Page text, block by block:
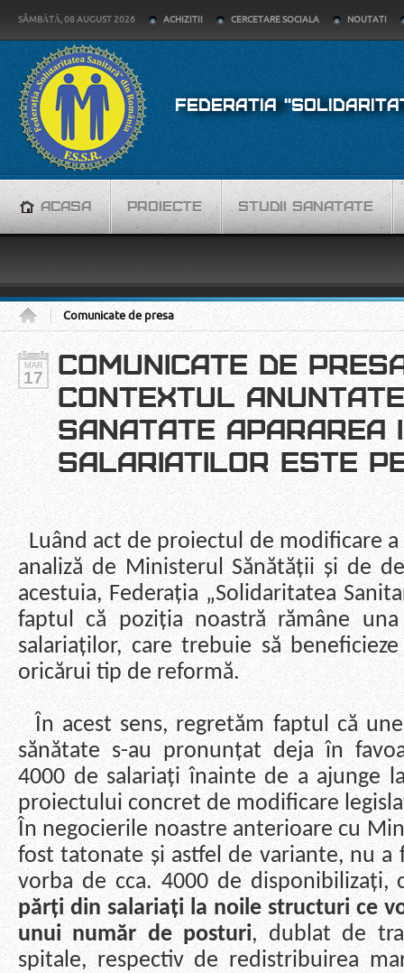
SÂMBĂTĂ, 08 AUGUST 2026 ACHIZITII CERCETARE SOCIALA NOUTATI
FEDERATIA
ACASA PROIECTE STUDII SANATATE
Comunicate de presa
MAR
17
COMUNICATE DE
CONTEXTUL
SANATATE APARAREA
SALARIATILOR ESTE
Luând act de proiectul de modificare
analiză de Ministerul Sănătății și de
acestuia, Federația „Solidaritatea
faptul că poziția noastră rămâne
salariaților, care trebuie să
oricărui tip de reformă.
În acest sens, regretăm faptul că
sănătate s-au pronunțat deja în
4000 de salariați înainte de a ajunge
proiectului concret de modificare
În negocierile noastre anterioare cu
fost tatonate și astfel de variante, nu
vorba de cca. 4000 de disponibilizați,
părți din salariați la noile structuri ce
unui număr de posturi, dublat de
spitale, respectiv de redistribuirea